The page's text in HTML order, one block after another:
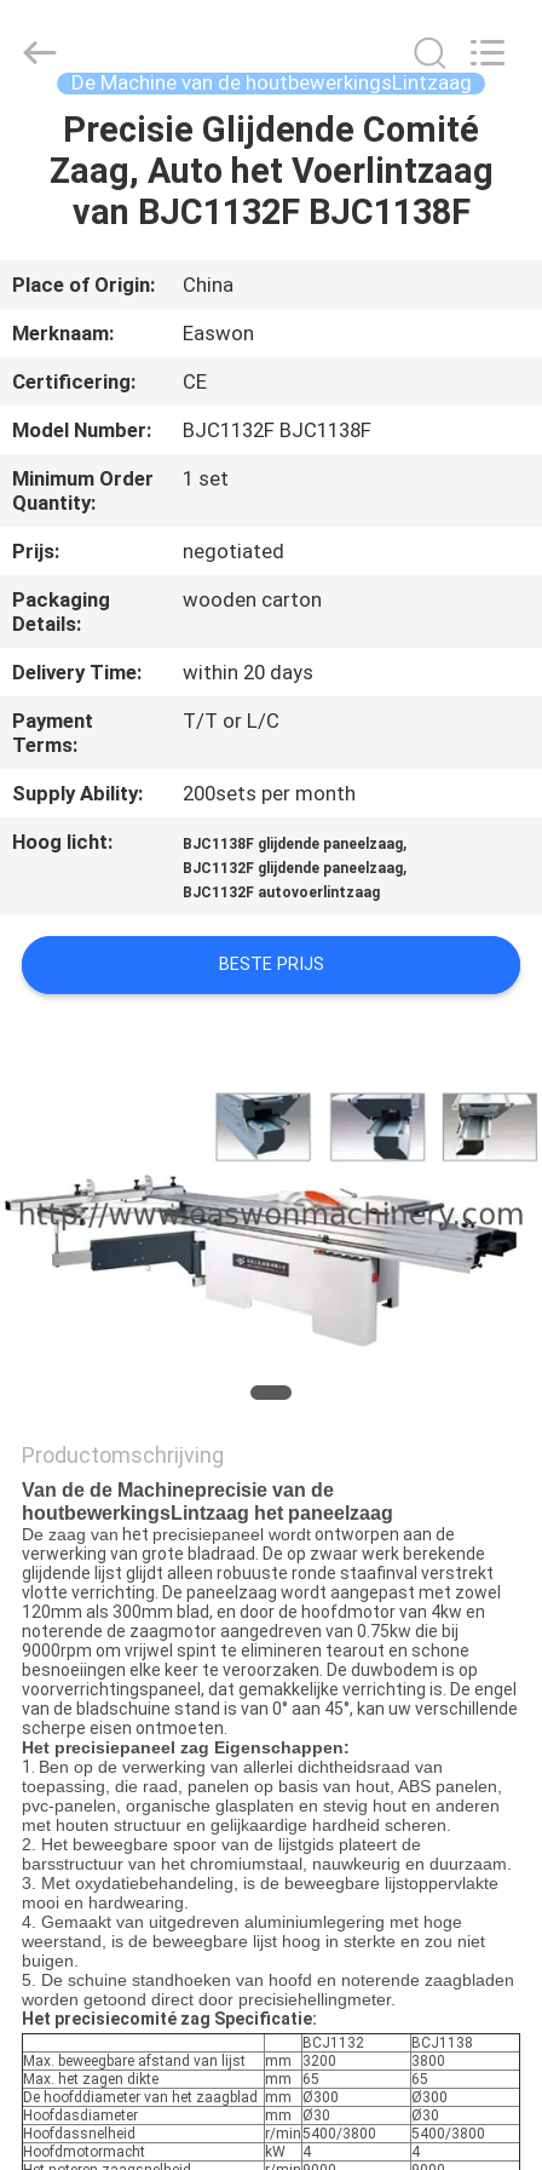
HUIS
PRODUCTEN
ONGEVEER
ONS
FABRIEKSREIS
KWALITEITSCONTROLE
CONTACTEER
ONS
NIEUWS
VERZOEK
OM EEN
CITAAT
PRIVACY
Export
De Machine van de houtbewerkingsLintzaag
Precisie Glijdende Comité
Zaag, Auto het Voerlintzaag
van BJC1132F BJC1138F
Place of Origin:
China
Merknaam:
Easwon
Certificering:
CE
Model Number:
BJC1132F BJC1138F
Minimum Order
Quantity:
1 set
Prijs:
negotiated
Packaging
Details:
wooden carton
Delivery Time:
within 20 days
Payment
Terms:
T/T or L/C
Supply Ability:
200sets per month
Hoog licht:
BJC1138F glijdende paneelzaag,
BJC1132F glijdende paneelzaag,
BJC1132F autovoerlintzaag
BESTE PRIJS
Productomschrijving
Van de de Machineprecisie van de
houtbewerkingsLintzaag het paneelzaag
De zaag van het precisiepaneel wordtontworpen aan de
verwerking van grote bladraad. De op zwaar werk berekende
glijdende lijst glijdt alleen robuuste ronde staafinval verstrekt
vlotte verrichting. De paneelzaag wordt aangepast met zowel
120mm als 300mm blad, en door de hoofdmotor van 4kw en
noterende de zaagmotor aangedreven van 0.75kw die bij
9000rpm om vrijwel spint te elimineren tearout en schone
besnoeiingen elke keer te veroorzaken. De duwbodem is op
voorverrichtingspaneel, dat gemakkelijke verrichting is. De engel
van de bladschuine stand is van 0° aan 45°, kan uw verschillende
scherpe eisen ontmoeten.
Het precisiepaneel zag Eigenschappen:
1. Ben op de verwerking van allerlei dichtheidsraad van
toepassing, die raad, panelen op basis van hout, ABS panelen,
pvc-panelen, organische glasplaten en stevig hout en anderen
met houten structuur en gelijkaardige hardheid scheren.
2. Het beweegbare spoor van de lijstgids plateert de
barsstructuur van het chromiumstaal, nauwkeurig en duurzaam.
3. Met oxydatiebehandeling, is de beweegbare lijstoppervlakte
mooi en hardwearing.
4. Gemaakt van uitgedreven aluminiumlegering met hoge
weerstand, is de beweegbare lijst hoog in sterkte en zou niet
buigen.
5. De schuine standhoeken van hoofd en noterende zaagbladen
worden getoond direct door precisiehellingmeter.
Het precisiecomité zag Specificatie:
BCJ1132
BCJ1138
Max. beweegbare afstand van lijst
mm 3200
3800
Max. het zagen dikte
mm 65
65
De hoofddiameter van het zaagblad
mm Ø300
Ø300
Hoofdasdiameter
mm Ø30
Ø30
Hoofdassnelheid
r/min5400/3800
5400/3800
Hoofdmotormacht
kW 4
4